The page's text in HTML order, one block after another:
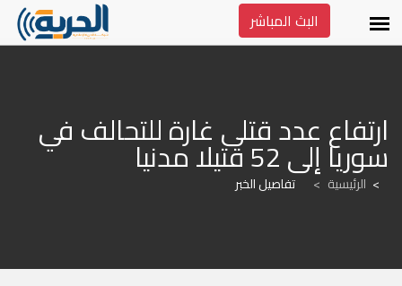
البث المباشر
سوريا إلى 52 قتيلا مدنيا
الرئيسية > تفاصيل الخبر